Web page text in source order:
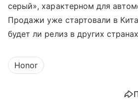
серый», характерном для
Продажи уже стартовали в
будет ли релиз в других
Honor